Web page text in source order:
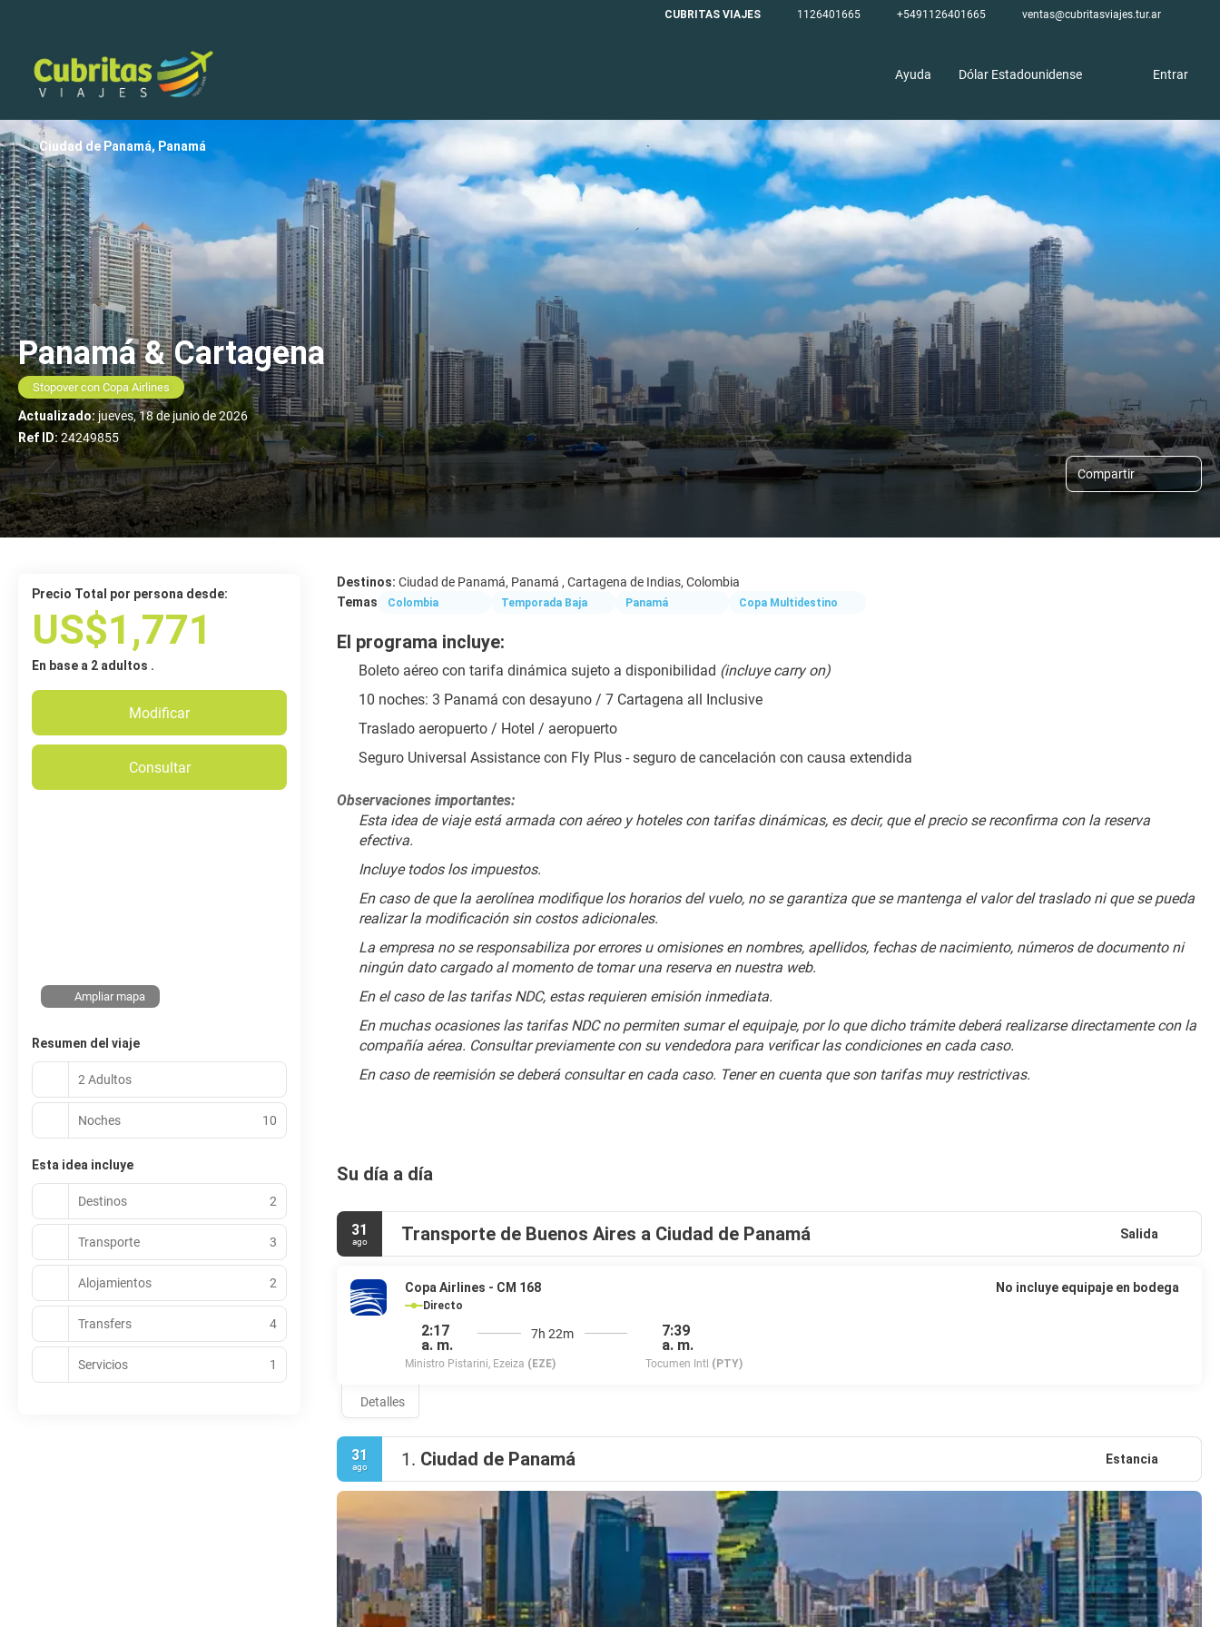
CUBRITAS VIAJES 1126401665 +5491126401665 ventas@cubritasviajes.tur.ar
Ayuda Dólar Estadounidense Entrar
Panamá & Cartagena
Stopover con Copa Airlines
Actualizado: jueves, 18 de junio de 2026
Ref ID:24249855
Compartir
Ciudad de Panamá, Panamá
Destinos: Ciudad de Panamá, Panamá , Cartagena de Indias, Colombia
Temas
Colombia Temporada Baja Panamá Copa Multidestino
El programa incluye:
Boleto aéreo con tarifa dinámica sujeto a disponibilidad (incluye carry on)
10 noches: 3 Panamá con desayuno / 7 Cartagena all Inclusive
Traslado aeropuerto / Hotel / aeropuerto
Seguro Universal Assistance con Fly Plus - seguro de cancelación con causa extendida
Observaciones importantes:
Esta idea de viaje está armada con aéreo y hoteles con tarifas dinámicas, es decir, que el precio se reconfirma con la reserva
efectiva.
﻿Incluye todos los impuestos.
En caso de que la aerolínea modifique los horarios del vuelo, no se garantiza que se mantenga el valor del traslado ni que se pueda
realizar la modificación sin costos adicionales.
La empresa no se responsabiliza por errores u omisiones en nombres, apellidos, fechas de nacimiento, números de documento ni
ningún dato cargado al momento de tomar una reserva en nuestra web.
En el caso de las tarifas NDC, estas requieren emisión inmediata.
En muchas ocasiones las tarifas NDC no permiten sumar el equipaje, por lo que dicho trámite deberá realizarse directamente con la
compañía aérea. Consultar previamente con su vendedora para verificar las condiciones en cada caso.
En caso de reemisión se deberá consultar en cada caso. Tener en cuenta que son tarifas muy restrictivas.
Su día a día
31
ago Transporte de Buenos Aires a Ciudad de Panamá Salida
Copa Airlines - CM 168
Directo
2:17
a. m.
Ministro Pistarini, Ezeiza (EZE)
7h 22m
7:39
a. m.
Tocumen Intl (PTY)
No incluye equipaje en bodega
Detalles
31
ago 1. Ciudad de Panamá Estancia
Precio Total por persona desde:
US$1,771
En base a 2 adultos .
Modificar
Consultar
Ampliar mapa
Resumen del viaje
2 Adultos
Noches 10
Esta idea incluye
Destinos 2
Transporte 3
Alojamientos 2
Transfers 4
Servicios 1